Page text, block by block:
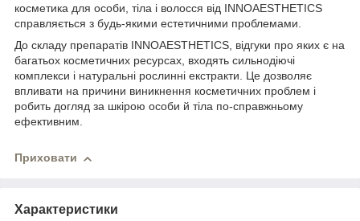
косметика для особи, тіла і волосся від INNOAESTHETICS
справляється з будь-якими естетичними проблемами.
До складу препаратів INNOAESTHETICS, відгуки про яких є на
багатьох косметичних ресурсах, входять сильнодіючі
комплекси і натуральні рослинні екстракти. Це дозволяє
впливати на причини виникнення косметичних проблем і
робить догляд за шкірою особи й тіла по-справжньому
ефективним.
Приховати
Характеристики